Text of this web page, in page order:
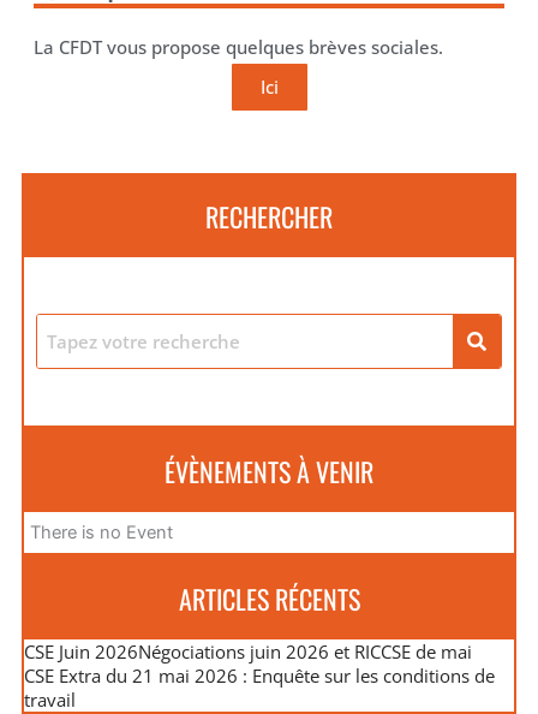
La CFDT vous propose quelques brèves sociales.
Ici
RECHERCHER
ÉVÈNEMENTS À VENIR
There is no Event
ARTICLES RÉCENTS
CSE Juin 2026Négociations juin 2026 et RICCSE de mai
CSE Extra du 21 mai 2026 : Enquête sur les conditions de
travail